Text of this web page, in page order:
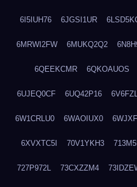
6I5IUH76 6JGSI1UR
6MRWI2FW 6MUKQ2Q2
6QEEKCMR 6QKOAUOS
6UJEQ0CF 6UQ42P16
6W1CRLU0 6WAOIUX0
6XVXTC5I 70V1YKH3
727P972L 73CXZZM4